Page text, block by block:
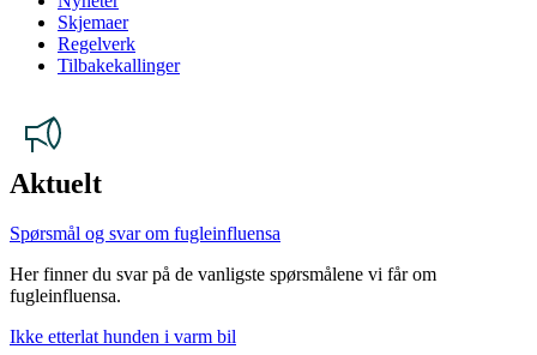
Skjemaer
Regelverk
Tilbakekallinger
Aktuelt
Spørsmål og svar om fugleinfluensa
Her finner du svar på de vanligste spørsmålene vi får om
fugleinfluensa.
Ikke etterlat hunden i varm bil